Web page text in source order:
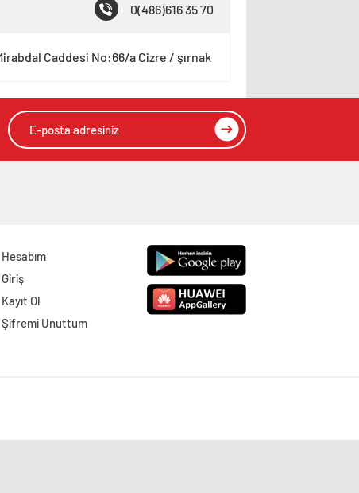
0(486)616 35 70
Caddesi No:66/a Cizre / şırnak
Hesabım
Giriş
Kayıt Ol
Şifremi Unuttum